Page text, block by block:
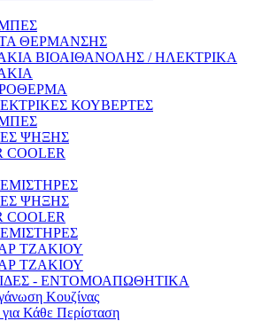
ΘΕΡΜΑΝΣΗΣ
ΒΙΟΑΙΘΑΝΟΛΗΣ / ΗΛΕΚΤΡΙΚΑ
ΚΟΥΒΕΡΤΕΣ
ΨΗΞΗΣ
COOLER
ΨΗΞΗΣ
COOLER
ΤΖΑΚΙΟΥ
ΤΖΑΚΙΟΥ
- ΕΝΤΟΜΟΑΠΩΘΗΤΙΚΑ
Κουζίνας
Κάθε Περίσταση